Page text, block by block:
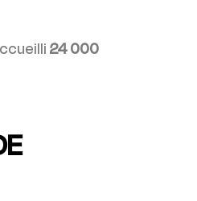
24 000